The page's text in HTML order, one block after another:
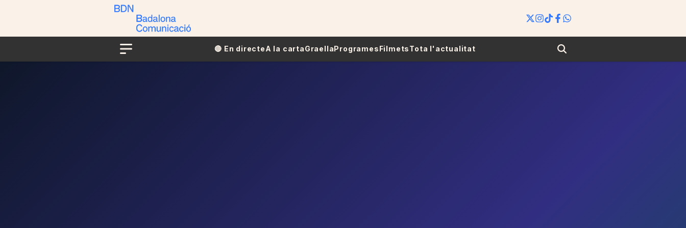
Menu
🔴​​ En directeA la cartaGraellaProgramesFilmetsTota l'actualitat Search